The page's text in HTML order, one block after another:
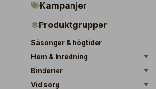
Kampanjer
Produktgrupper
Säsonger & högtider
Hem & Inredning
Binderier
Vid sorg